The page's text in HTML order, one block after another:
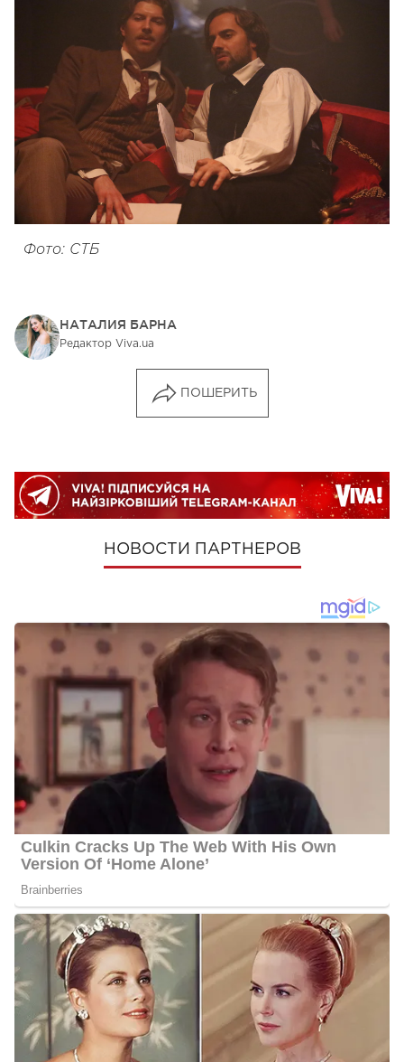
Фото: СТБ
НАТАЛИЯ БАРНА
Редактор Viva.ua
ПОШЕРИТЬ
НОВОСТИ ПАРТНЕРОВ